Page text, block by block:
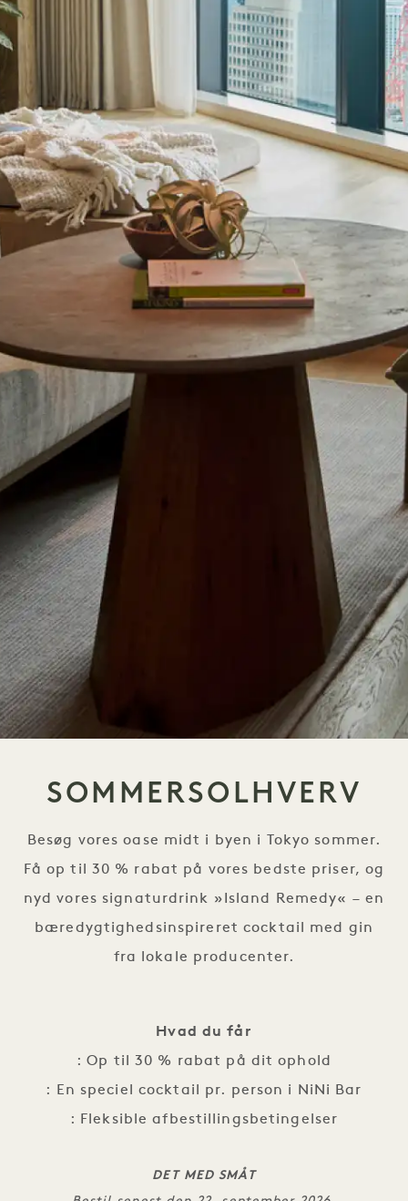
SOMMERSOLHVERV
Besøg vores oase midt i byen i Tokyo sommer.
Få op til 30 % rabat på vores bedste priser, og
nyd vores signaturdrink »Island Remedy« – en
bæredygtighedsinspireret cocktail med gin
fra lokale producenter.
Hvad du får
: Op til 30 % rabat på dit ophold
: En speciel cocktail pr. person i NiNi Bar
: Fleksible afbestillingsbetingelser
DET MED SMÅT